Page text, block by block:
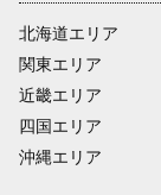
北海道エリア
関東エリア
近畿エリア
四国エリア
沖縄エリア